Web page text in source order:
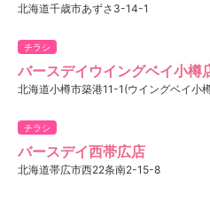
北海道千歳市あずさ3-14-1
チラシ
バースデイウイングベイ小樽
北海道小樽市築港11-1(ウイングベイ小
チラシ
バースデイ西帯広店
北海道帯広市西22条南2-15-8